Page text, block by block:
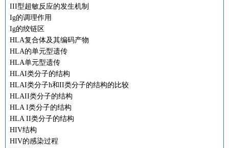
III型超敏反应的发生机制
Ig的调理作用
Ig的绞链区
HLA复合体及其编码产物
HLA的单元型遗传
HLA单元型遗传
HLAI类分子的结构
HLAI类分子h和II类分子的结构的比较
HLAII类分子的结构
HLA I类分子的结构
HLA II类分子的结构
HIV结构
HIV的感染过程